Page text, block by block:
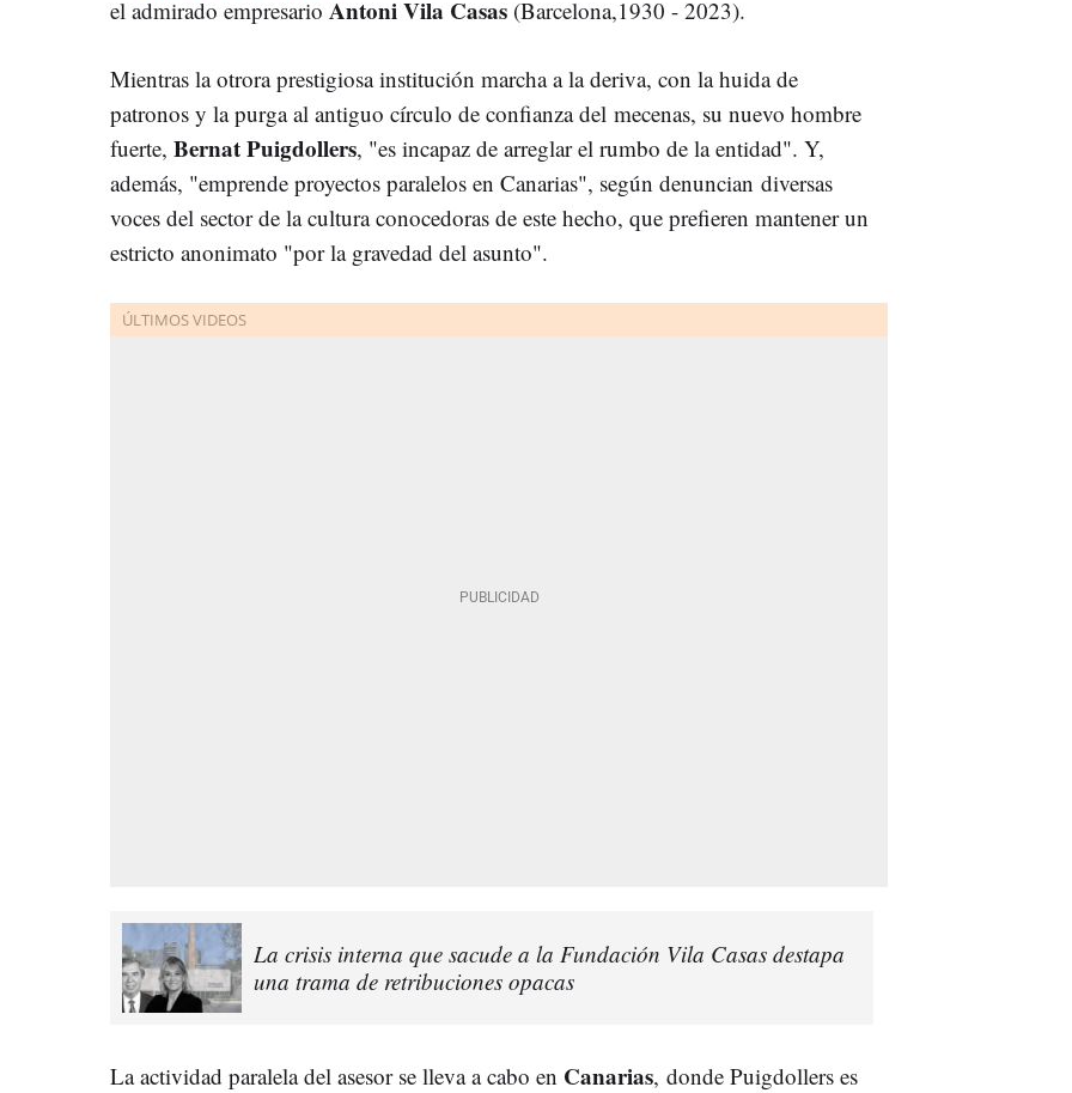
el admirado empresario Antoni Vila Casas (Barcelona,1930 - 2023).
Mientras la otrora prestigiosa institución marcha a la deriva, con la huida de
patronos y la purga al antiguo círculo de confianza del mecenas, su nuevo hombre
fuerte, Bernat Puigdollers, "es incapaz de arreglar el rumbo de la entidad". Y,
además, "emprende proyectos paralelos en Canarias", según denuncian diversas
voces del sector de la cultura conocedoras de este hecho, que prefieren mantener un
estricto anonimato "por la gravedad del asunto".
La crisis interna que sacude a la Fundación Vila Casas destapa
una trama de retribuciones opacas
La actividad paralela del asesor se lleva a cabo en Canarias, donde Puigdollers es